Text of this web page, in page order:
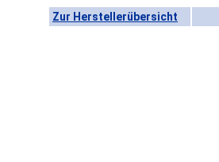
Zur Herstellerübersicht